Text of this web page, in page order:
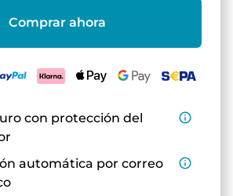
Comprar ahora
con protección del
info_outline
automática por correo
info_outline